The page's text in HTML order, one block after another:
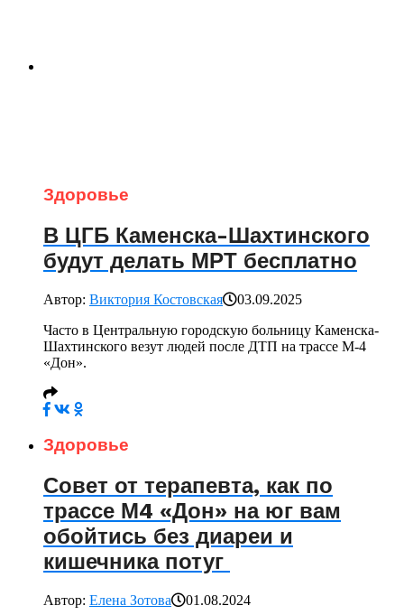
Здоровье
В ЦГБ Каменска-Шахтинского
будут делать МРТ бесплатно
Автор: Виктория Костовская
03.09.2025
Часто в Центральную городскую больницу Каменска-
Шахтинского везут людей после ДТП на трассе М-4
«Дон».
Здоровье
Совет от терапевта, как по
трассе М4 «Дон» на юг вам
обойтись без диареи и
кишечника потуг
Автор: Елена Зотова 01.08.2024